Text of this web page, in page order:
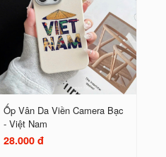
Ốp Vân Da Viền Camera Bạc
- Việt Nam
28.000 đ